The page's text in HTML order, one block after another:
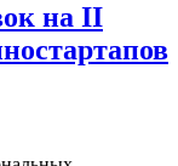
на II